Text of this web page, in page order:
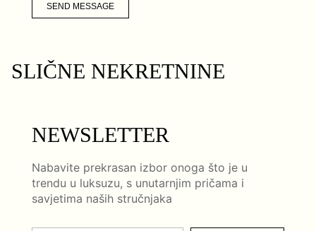
SEND MESSAGE
SLIČNE NEKRETNINE
NEWSLETTER
Nabavite prekrasan izbor onoga što je u
trendu u luksuzu, s unutarnjim pričama i
savjetima naših stručnjaka